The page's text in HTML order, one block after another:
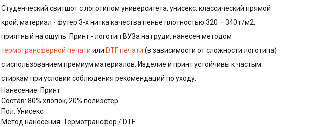
Студенческий свитшот с логотипом университета, унисекс, классический прямой
крой, материал - футер 3-х нитка качества пенье плотностью 320 – 340 г/м2,
приятный на ощупь. Принт - логотип ВУЗа на груди, нанесен методом
термотрансферной печати или DTF печати (в зависимости от сложности логотипа)
с использованием премиум материалов. Изделие и принт устойчивы к частым
стиркам при условии соблюдения рекомендаций по уходу.
Нанесение: Принт
Состав: 80% хлопок, 20% полиэстер
Пол: Унисекс
Метод нанесения: Термотрансфер / DTF